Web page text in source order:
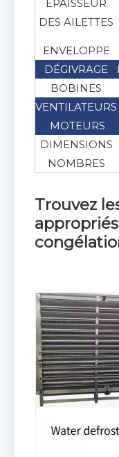
ÉPAISSEUR
DES AILETTES
ENVELOPPE
DÉGIVRAGE
BOBINES
VENTILATEURS
MOTEURS
DIMENSIONS
NOMBRES
Trouvez